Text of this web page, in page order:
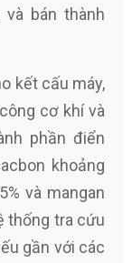
bán thành
kết cấu máy,
cơ khí và
phần điển
khoảng
và mangan
thống tra cứu
gần với các